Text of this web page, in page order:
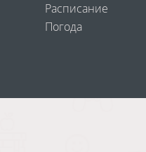
Расписание
Погода